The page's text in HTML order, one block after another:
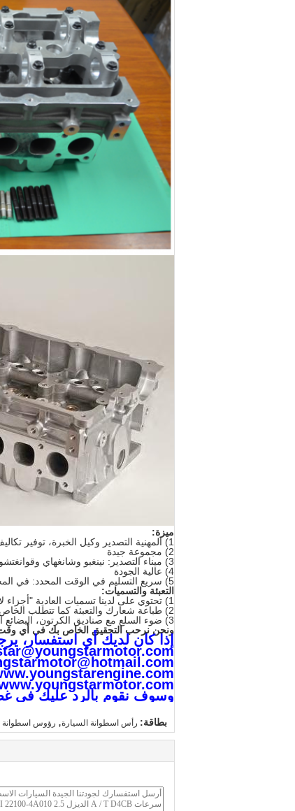
ميزة:
1) المهنية التصدير وكيل الخبرة، توفير تكاليف الشحن الخاص بك واحفظ وقتك
2) مجموعة جيدة
3) ميناء التصدير: نينغبو وشانغهاي وقوانغتشو ...
4) عالية الجودة
5) سريع التسليم في الوقت المحدد: في المخزون
التعبئة والتسميات:
1) تحتوي على لدينا تسميات العادية "أجزاء لا، الإنجليزية اسم، OEM، الخ
2) طباعة شعارك والتعبئة كما تتطلب الخاص
3) ضوء السلع مع صناديق الكرتون، البضائع الثقيلة مع حالات خشبية أو البليت
ونحن نرحب التحقيق الخاص بك في أي
إذا كان لديك أي استفسار،
وسوف نقوم بالرد عليك في غضون 24
بطاقة: رأس اسطوانة السيارة, رؤوس اسطوانة